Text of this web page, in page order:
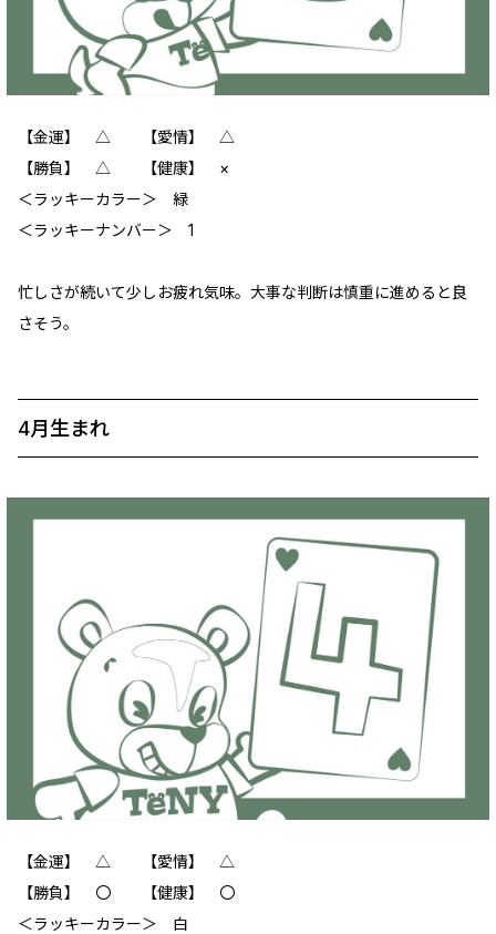
【金運】 △ 【愛情】 △
【勝負】 △ 【健康】 ×
＜ラッキーカラー＞ 緑
＜ラッキーナンバー＞ 1
忙しさが続いて少しお疲れ気味。大事な判断は慎重に進めると良
さそう。
4月生まれ
【金運】 △ 【愛情】 △
【勝負】 〇 【健康】 〇
＜ラッキーカラー＞ 白